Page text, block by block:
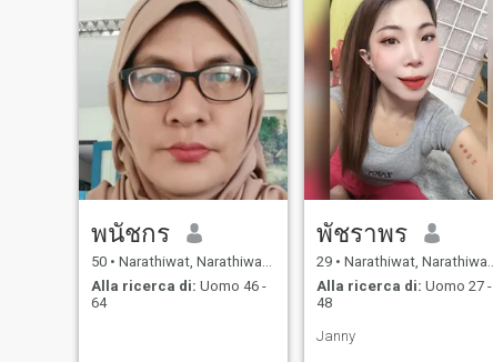
พนัชกร
50 • Narathiwat, Narathiwat, Thailandia
Alla ricerca di: Uomo 46 -
64
พัชราพร
29 • Narathiwat, Narathiwat, Thailandia
Alla ricerca di: Uomo 27 -
48
Janny